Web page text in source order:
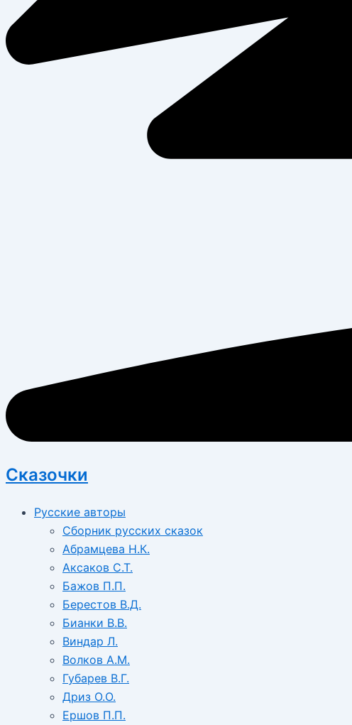
Сказочки
Русские авторы
Сборник русских сказок
Абрамцева Н.К.
Аксаков С.Т.
Бажов П.П.
Берестов В.Д.
Бианки В.В.
Виндар Л.
Волков А.М.
Губарев В.Г.
Дриз О.О.
Ершов П.П.